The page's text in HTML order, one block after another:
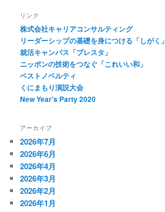
リンク
株式会社キャリアコンサルティング
リーダーシップの基礎を身につける「しがく」
就活キャンパス「プレスタ」
ニッポンの技術をつなぐ「これいい和」
ベストノベルティ
くにまもり演説大会
New Year's Party 2020
アーカイブ
2026年7月
2026年6月
2026年4月
2026年3月
2026年2月
2026年1月